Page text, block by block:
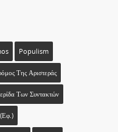
Populism
Της Αριστεράς
Των Συντακτών